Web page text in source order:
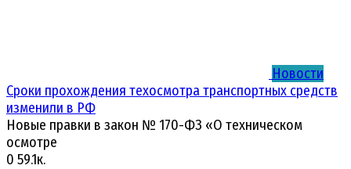
Новости
Сроки прохождения техосмотра транспортных средств
изменили в РФ
Новые правки в закон № 170-ФЗ «О техническом
осмотре
0 59.1к.